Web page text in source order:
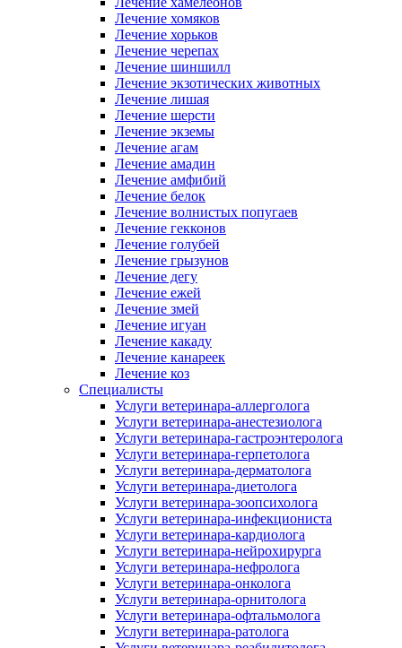
Лечение хомяков
Лечение хорьков
Лечение черепах
Лечение шиншилл
Лечение экзотических животных
Лечение лишая
Лечение шерсти
Лечение экземы
Лечение агам
Лечение амадин
Лечение амфибий
Лечение белок
Лечение волнистых попугаев
Лечение гекконов
Лечение голубей
Лечение грызунов
Лечение дегу
Лечение ежей
Лечение змей
Лечение игуан
Лечение какаду
Лечение канареек
Лечение коз
Специалисты
Услуги ветеринара-аллерголога
Услуги ветеринара-анестезиолога
Услуги ветеринара-гастроэнтеролога
Услуги ветеринара-герпетолога
Услуги ветеринара-дерматолога
Услуги ветеринара-диетолога
Услуги ветеринара-зоопсихолога
Услуги ветеринара-инфекциониста
Услуги ветеринара-кардиолога
Услуги ветеринара-нейрохирурга
Услуги ветеринара-нефролога
Услуги ветеринара-онколога
Услуги ветеринара-орнитолога
Услуги ветеринара-офтальмолога
Услуги ветеринара-ратолога